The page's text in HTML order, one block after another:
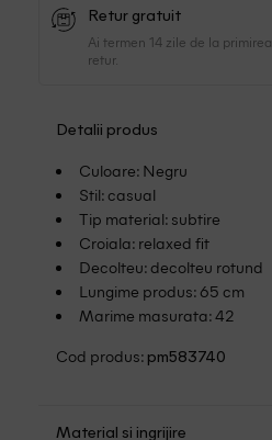
Retur gratuit
Ai termen 14 zile de la
retur.
Detalii produs
Culoare: Negru
Stil: casual
Tip material: subtire
Croiala: relaxed fit
Decolteu: decolteu rotund
Lungime produs: 65 cm
Marime masurata: 42
Cod produs: pm583740
Material si ingrijire